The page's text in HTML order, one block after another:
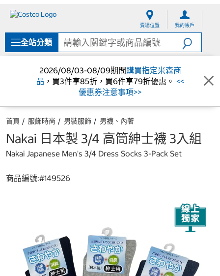
單
賣場位置 我的帳戶
全站分類
2026/08/03-08/09期間購買指定米森商
品 ，買3件享85折，買6件享79折優惠。 <<
優惠券注意事項>>
首頁 服飾時尚 男裝服飾 男襪、內著
Nakai 日本製 3/4 高筒紳士襪 3入組
Nakai Japanese Men's 3/4 Dress Socks 3-Pack Set
商品編號:#149526